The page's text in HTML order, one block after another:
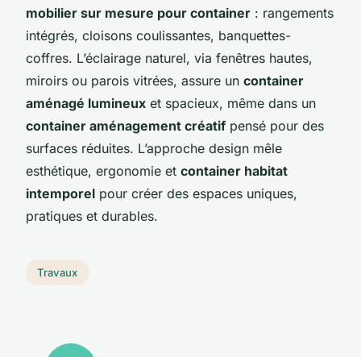
mobilier sur mesure pour container : rangements
intégrés, cloisons coulissantes, banquettes-
coffres. L’éclairage naturel, via fenêtres hautes,
miroirs ou parois vitrées, assure un container
aménagé lumineux et spacieux, même dans un
container aménagement créatif pensé pour des
surfaces réduites. L’approche design mêle
esthétique, ergonomie et container habitat
intemporel pour créer des espaces uniques,
pratiques et durables.
Travaux